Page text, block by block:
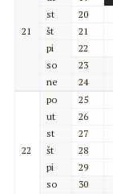
21
st
20
št
21
pi
22
so
23
ne
24
22
po
25
ut
26
st
27
št
28
pi
29
so
30